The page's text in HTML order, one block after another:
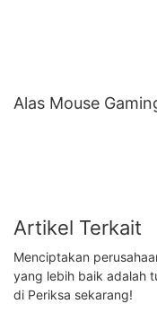
Alas Mouse
Artikel Terkait
Menciptakan
yang lebih baik adalah
di Periksa sekarang!